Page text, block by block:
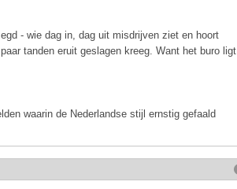
- wie dag in, dag uit misdrijven ziet en hoort
tanden eruit geslagen kreeg. Want het buro ligt
waarin de Nederlandse stijl ernstig gefaald